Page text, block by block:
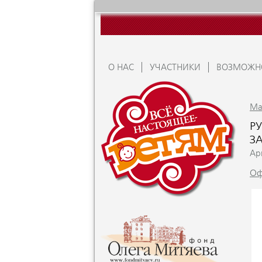
О НАС УЧАСТНИКИ